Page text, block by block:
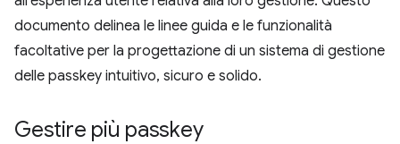
documento delinea le linee guida e le funzionalità
facoltative per la progettazione di un sistema di gestione
delle passkey intuitivo, sicuro e solido.
Gestire più passkey